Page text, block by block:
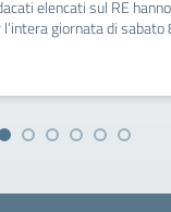
elencati sul RE
giornata di